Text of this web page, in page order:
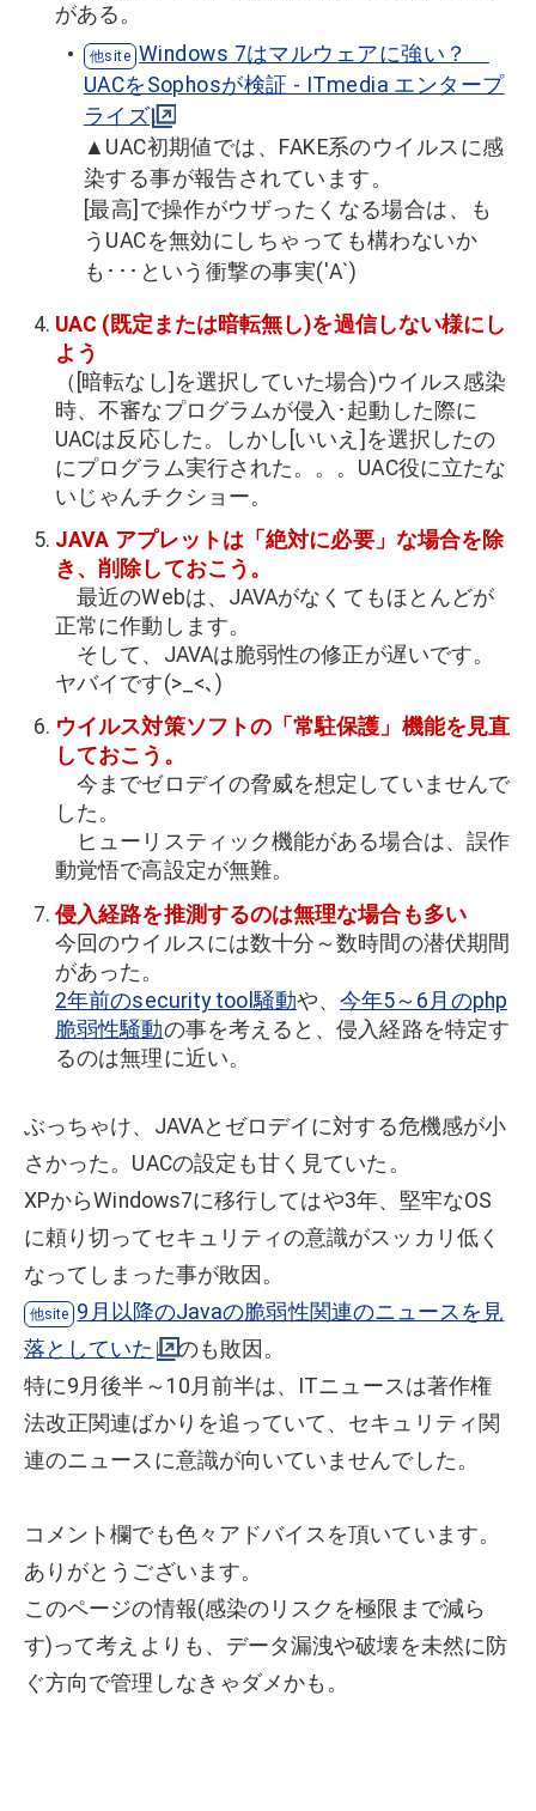
がある。
Windows 7はマルウェアに強い？
UACをSophosが検証 - ITmedia エンタープ
ライズ
▲UAC初期値では、FAKE系のウイルスに感
染する事が報告されています。
[最高]で操作がウザったくなる場合は、も
うUACを無効にしちゃっても構わないか
も･･･という衝撃の事実('Α`)
UAC (既定または暗転無し)を過信しない様にし
よう
（[暗転なし]を選択していた場合)ウイルス感染
時、不審なプログラムが侵入･起動した際に
UACは反応した。しかし[いいえ]を選択したの
にプログラム実行された。。。UAC役に立たな
いじゃんチクショー。
JAVA アプレットは「絶対に必要」な場合を除
き、削除しておこう。
最近のWebは、JAVAがなくてもほとんどが
正常に作動します。
そして、JAVAは脆弱性の修正が遅いです。
ヤバイです(>_<､)
ウイルス対策ソフトの「常駐保護」機能を見直
しておこう。
今までゼロデイの脅威を想定していませんで
した。
ヒューリスティック機能がある場合は、誤作
動覚悟で高設定が無難。
侵入経路を推測するのは無理な場合も多い
今回のウイルスには数十分～数時間の潜伏期間
があった。
2年前のsecurity tool騒動や、 今年5～6月のphp
脆弱性騒動の事を考えると、侵入経路を特定す
るのは無理に近い。
ぶっちゃけ、JAVAとゼロデイに対する危機感が小
さかった。UACの設定も甘く見ていた。
XPからWindows7に移行してはや3年、堅牢なOS
に頼り切ってセキュリティの意識がスッカリ低く
なってしまった事が敗因。
9月以降のJavaの脆弱性関連のニュースを見
落としていた
のも敗因。
特に9月後半～10月前半は、ITニュースは著作権
法改正関連ばかりを追っていて、セキュリティ関
連のニュースに意識が向いていませんでした。
コメント欄でも色々アドバイスを頂いています。
ありがとうございます。
このページの情報(感染のリスクを極限まで減ら
す)って考えよりも、データ漏洩や破壊を未然に防
ぐ方向で管理しなきゃダメかも。